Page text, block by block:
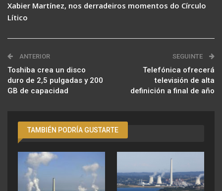
Xabier Martínez, nos derradeiros momentos do Círculo
Lítico
ANTERIOR
Toshiba crea un disco
duro de 2,5 pulgadas y 200
GB de capacidad
SEGUINTE
Telefónica ofrecerá
televisión de alta
definición a final de año
TAMBIÉN PODRÍA GUSTARTE